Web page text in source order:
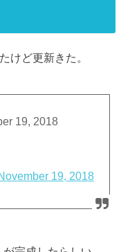
けど更新きた。
19, 2018
19, 2018